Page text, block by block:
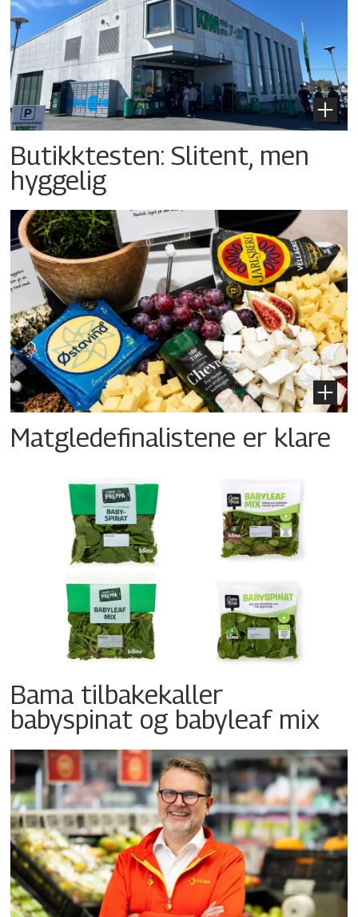
Butikktesten: Slitent, men
hyggelig
Matgledefinalistene er klare
Bama tilbakekaller
babyspinat og babyleaf mix